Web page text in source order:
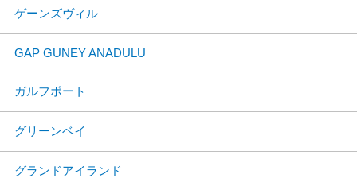
ゲーンズヴィル
GAP GUNEY ANADULU
ガルフポート
グリーンベイ
グランドアイランド